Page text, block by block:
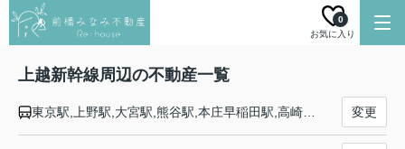
お気に入り
0
上越新幹線周辺の不動産一覧
変更